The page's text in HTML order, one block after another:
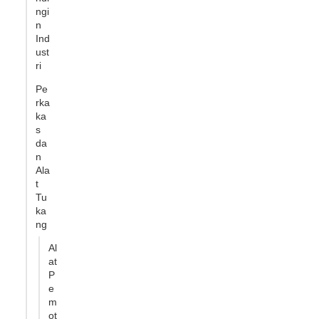
ngi
n
Ind
ust
ri
Pe
rka
ka
s
da
n
Ala
t
Tu
ka
ng
Al
at
P
e
m
ot